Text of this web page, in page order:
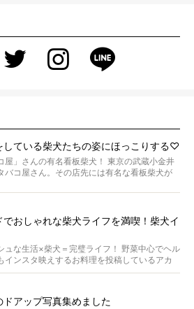
している柴犬たちの姿にほっこりする♡
屋」さんの有名看板柴犬！ 東京の武蔵小金井
バコ屋さん。その店先には有名な看板柴犬が
でおしゃれな柴犬ライフを満喫！柴犬イ
ュな生活×柴犬＝完璧ライフ！ 野菜中心でヘル
インスタ映えするお料理を投稿しているアカ
ドアップ写真集めました